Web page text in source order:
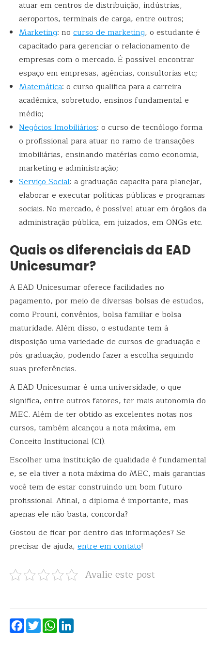
atuar em centros de distribuição, indústrias,
aeroportos, terminais de carga, entre outros;
Marketing: nocurso de marketing, o estudante é
capacitado para gerenciar o relacionamento de
empresas com o mercado. É possível encontrar
espaço em empresas, agências, consultorias etc;
Matemática: o curso qualifica para a carreira
acadêmica, sobretudo, ensinos fundamental e
médio;
Negócios Imobiliários: o curso de tecnólogo forma
o profissional para atuar no ramo de transações
imobiliárias, ensinando matérias como economia,
marketing e administração;
Serviço Social: a graduação capacita para planejar,
elaborar e executar políticas públicas e programas
sociais. No mercado, é possível atuar em órgãos da
administração pública, em juizados, em ONGs etc.
Quais os diferenciais da EAD
Unicesumar?
A EAD Unicesumar oferece facilidades no
pagamento, por meio de diversas bolsas de estudos,
como Prouni, convênios, bolsa familiar e bolsa
maturidade. Além disso, o estudante tem à
disposição uma variedade de cursos de graduação e
pós-graduação, podendo fazer a escolha seguindo
suas preferências.
A EAD Unicesumar é uma universidade, o que
significa, entre outros fatores, ter mais autonomia do
MEC. Além de ter obtido as excelentes notas nos
cursos, também alcançou a nota máxima, em
Conceito Institucional (CI).
Escolher uma instituição de qualidade é fundamental
e, se ela tiver a nota máxima do MEC, mais garantias
você tem de estar construindo um bom futuro
profissional. Afinal, o diploma é importante, mas
apenas ele não basta, concorda?
Gostou de ficar por dentro das informações? Se
precisar de ajuda, entre em contato!
Avalie este post
FacebookTwitterWhatsApp